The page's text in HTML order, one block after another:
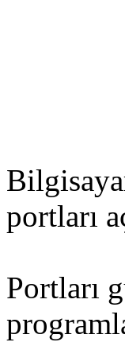
portları
Portları